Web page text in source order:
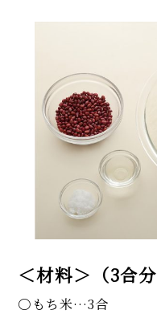
＜材料＞（3合
もち米…3合